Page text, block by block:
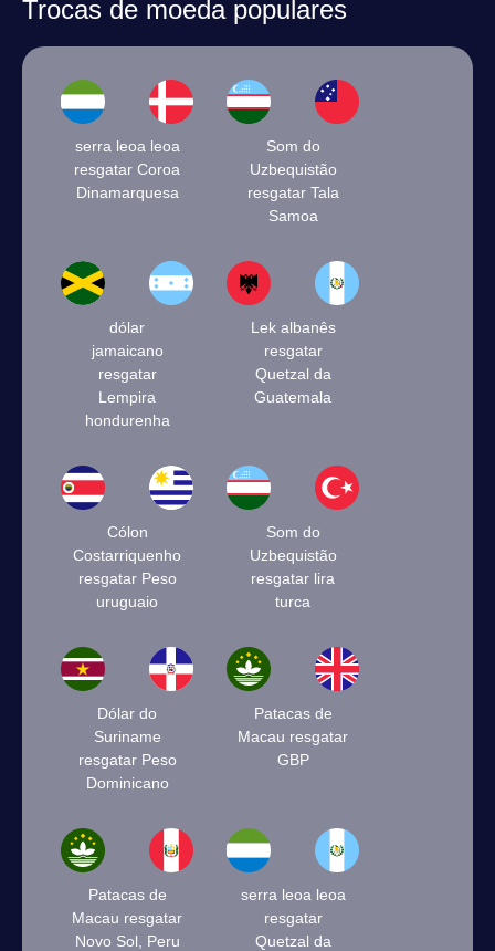
Trocas de moeda populares
serra leoa leoa
resgatar Coroa
Dinamarquesa
Som do
Uzbequistão
resgatar Tala
Samoa
dólar
jamaicano
resgatar
Lempira
hondurenha
Lek albanês
resgatar
Quetzal da
Guatemala
Cólon
Costarriquenho
resgatar Peso
uruguaio
Som do
Uzbequistão
resgatar lira
turca
Dólar do
Suriname
resgatar Peso
Dominicano
Patacas de
Macau resgatar
GBP
Patacas de
Macau resgatar
Novo Sol, Peru
serra leoa leoa
resgatar
Quetzal da